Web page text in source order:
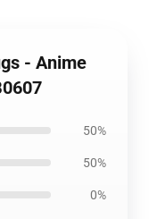
- Anime
50%
50%
0%